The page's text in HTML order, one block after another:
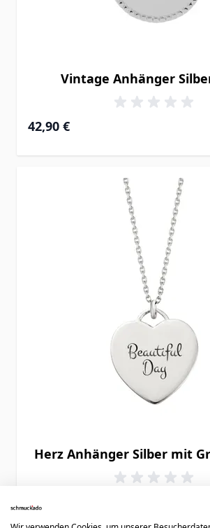
Vintage Anhänger
42,90 €
Herz Anhänger Silber mit
42,90 €